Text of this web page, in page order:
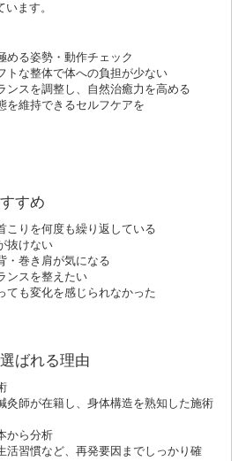
ます。
める姿勢・動作チェック
トな整体で体への負担が少ない
ンスを調整し、自然治癒力を高める
を維持できるセルフケアを
すめ
こりを何度も繰り返している
抜けない
・巻き肩が気になる
ンスを整えたい
ても変化を感じられなかった
ばれる理由
師が在籍し、身体構造を熟知した施術
から分析
習慣など、再発要因までしっかり確